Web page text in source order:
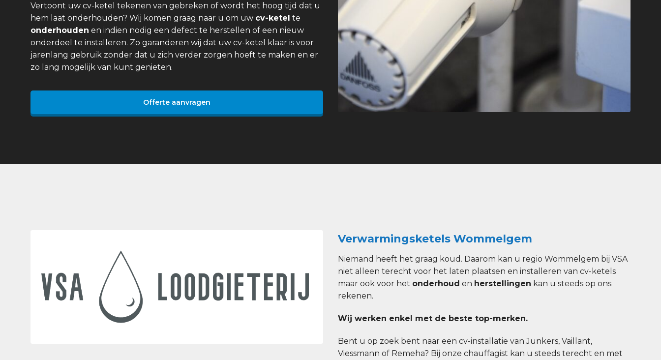
Vertoont uw cv-ketel tekenen van gebreken of wordt het hoog tijd dat u
hem laat onderhouden? Wij komen graag naar u om uw cv-ketel te
onderhouden en indien nodig een defect te herstellen of een nieuw
onderdeel te installeren. Zo garanderen wij dat uw cv-ketel klaar is voor
jarenlang gebruik zonder dat u zich verder zorgen hoeft te maken en er
zo lang mogelijk van kunt genieten.
Offerte aanvragen
Verwarmingsketels Wommelgem
Niemand heeft het graag koud. Daarom kan u regio Wommelgem bij VSA
niet alleen terecht voor het laten plaatsen en installeren van cv-ketels
maar ook voor het onderhoud en herstellingen kan u steeds op ons
rekenen.
Wij werken enkel met de beste top-merken.
Bent u op zoek bent naar een cv-installatie van Junkers, Vaillant,
Viessmann of Remeha? Bij onze chauffagist kan u steeds terecht en met